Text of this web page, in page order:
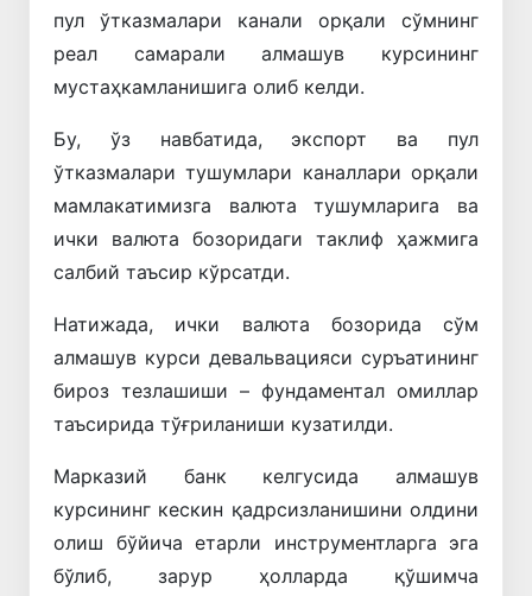
пул ўтказмалари канали орқали сўмнинг
реал самарали алмашув курсининг
мустаҳкамланишига олиб келди.
Бу, ўз навбатида, экспорт ва пул
ўтказмалари тушумлари каналлари орқали
мамлакатимизга валюта тушумларига ва
ички валюта бозоридаги таклиф ҳажмига
салбий таъсир кўрсатди.
Натижада, ички валюта бозорида сўм
алмашув курси девальвацияси суръатининг
бироз тезлашиши – фундаментал омиллар
таъсирида тўғриланиши кузатилди.
Марказий банк келгусида алмашув
курсининг кескин қадрсизланишини олдини
олиш бўйича етарли инструментларга эга
бўлиб, зарур ҳолларда қўшимча